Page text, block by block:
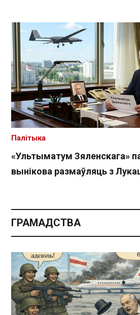
«Ультыматум Зяленскага»
вынікова размаўляць з
Палітыка
ГРАМАДСТВА